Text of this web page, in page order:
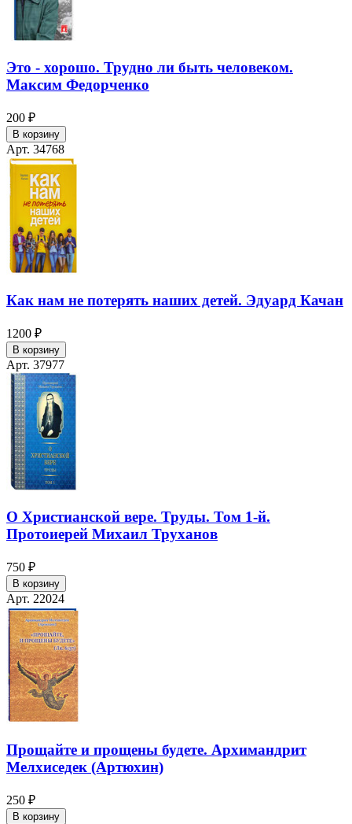
Это - хорошо. Трудно ли быть человеком.
Максим Федорченко
200 ₽
В корзину
Арт. 34768
Как нам не потерять наших детей. Эдуард Качан
1200 ₽
В корзину
Арт. 37977
О Христианской вере. Труды. Том 1-й.
Протоиерей Михаил Труханов
750 ₽
В корзину
Арт. 22024
Прощайте и прощены будете. Архимандрит
Мелхиседек (Артюхин)
250 ₽
В корзину